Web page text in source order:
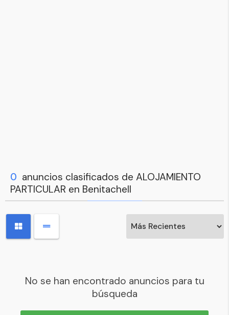
0 anuncios clasificados de ALOJAMIENTO
PARTICULAR en Benitachell
No se han encontrado anuncios para tu
búsqueda